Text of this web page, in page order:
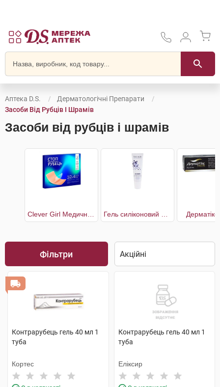
Аптека D.S.
Дерматологічні Препарати
Засоби Від Рубців І Шрамів
Засоби від рубців і шрамів
Фільтри
Контрарубець гель 40 мл 1
туба
Кортес
Контрарубець гель 40 мл 1
туба
Еліксир